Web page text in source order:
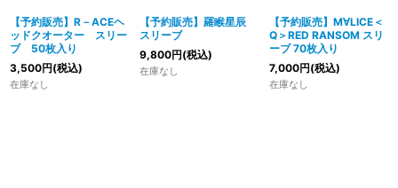
【予約販売】R－ACEヘ
ッドクオーター スリー
ブ 50枚入り
3,500円(税込)
在庫なし
【予約販売】羅睺星辰
スリーブ
9,800円(税込)
在庫なし
【予約販売】M∀LICE＜
Q＞RED RANSOM スリ
ーブ 70枚入り
7,000円(税込)
在庫なし